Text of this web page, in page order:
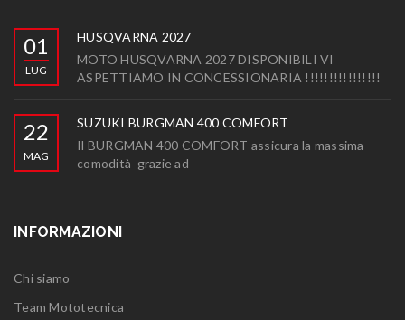
01
LUG
HUSQVARNA 2027
MOTO HUSQVARNA 2027 DISPONIBILI VI
ASPETTIAMO IN CONCESSIONARIA !!!!!!!!!!!!!!!!
22
MAG
SUZUKI BURGMAN 400 COMFORT
Il BURGMAN 400 COMFORT assicura la massima
comodità grazie ad
INFORMAZIONI
Chi siamo
Team Mototecnica